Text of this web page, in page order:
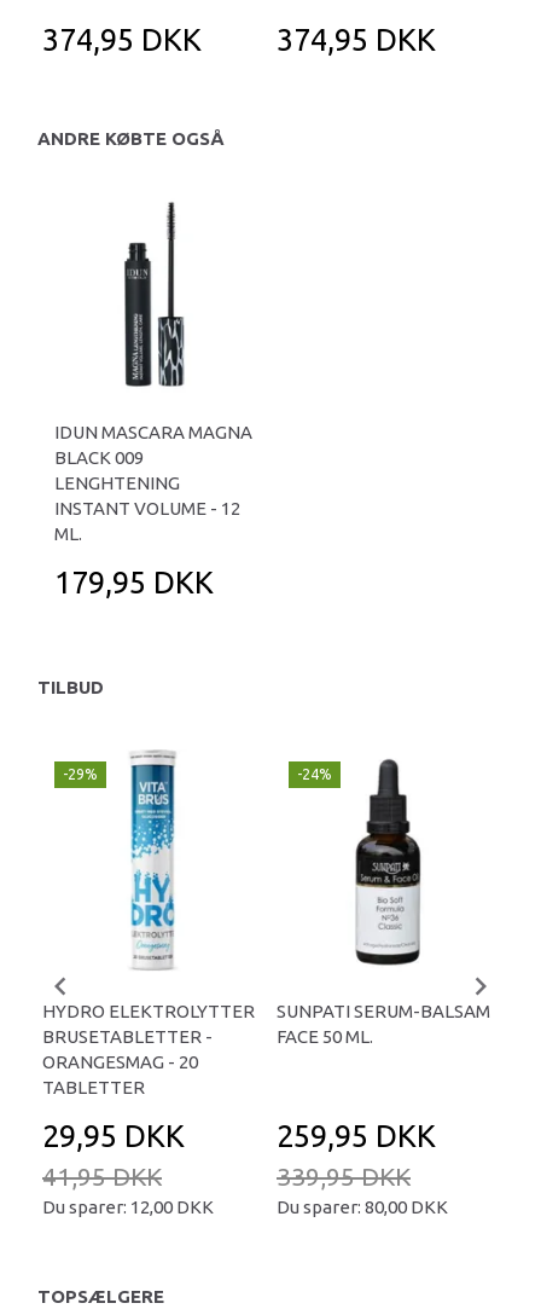
374,95 DKK 374,95 DKK
ANDRE KØBTE OGSÅ
IDUN MASCARA MAGNA
BLACK 009
LENGHTENING
INSTANT VOLUME - 12
ML.
179,95 DKK
TILBUD
-29%
HYDRO ELEKTROLYTTER
BRUSETABLETTER -
ORANGESMAG - 20
TABLETTER
29,95 DKK
41,95 DKK
Du sparer: 12,00 DKK
-24%
SUNPATI SERUM-BALSAM
FACE 50 ML.
259,95 DKK
339,95 DKK
Du sparer: 80,00 DKK
TOPSÆLGERE